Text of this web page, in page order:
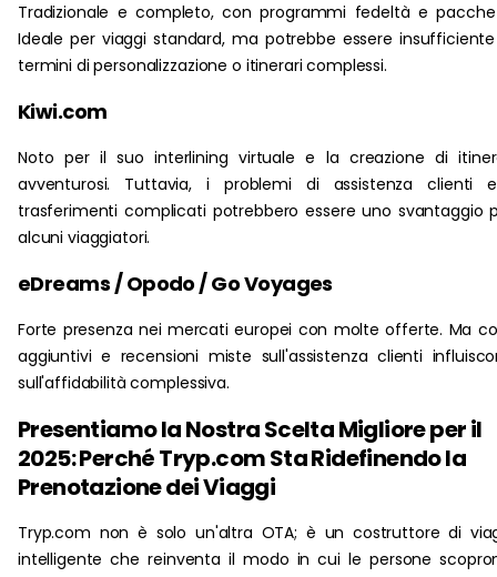
Tradizionale e completo, con programmi fedeltà e
Ideale per viaggi standard, ma potrebbe essere
termini di personalizzazione o itinerari complessi.
Kiwi.com
Noto per il suo interlining virtuale e la creazione di
avventurosi. Tuttavia, i problemi di assistenza clienti
trasferimenti complicati potrebbero essere uno svantaggio
alcuni viaggiatori.
eDreams / Opodo / Go Voyages
Forte presenza nei mercati europei con molte offerte. Ma
aggiuntivi e recensioni miste sull'assistenza clienti
sull'affidabilità complessiva.
Presentiamo la Nostra Scelta Migliore per il
2025: Perché Tryp.com Sta Ridefinendo la
Prenotazione dei Viaggi
Tryp.com non è solo un'altra OTA; è un costruttore di
intelligente che reinventa il modo in cui le persone